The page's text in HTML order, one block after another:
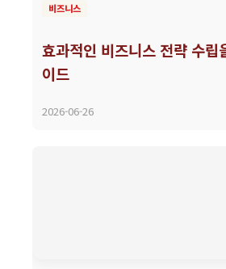
비즈니스
효과적인 비즈니스 전략 수립
이드
2026-06-26